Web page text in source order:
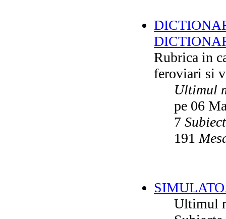
Rubrica in
feroviari si
Ultimul
pe 06
7
191
Ultimul